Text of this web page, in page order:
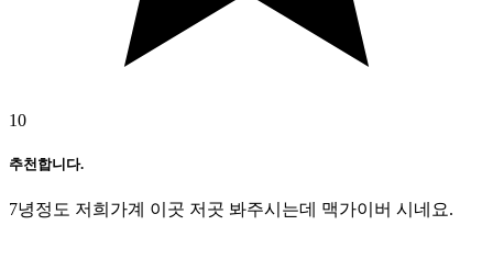
10
추천합니다.
7녕정도 저희가계 이곳 저곳 봐주시는데 맥가이버 시네요.